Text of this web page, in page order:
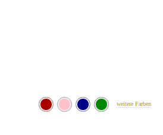
weitere Farben